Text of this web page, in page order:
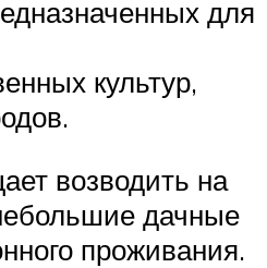
для
культур,
возводить на
дачные
проживания.